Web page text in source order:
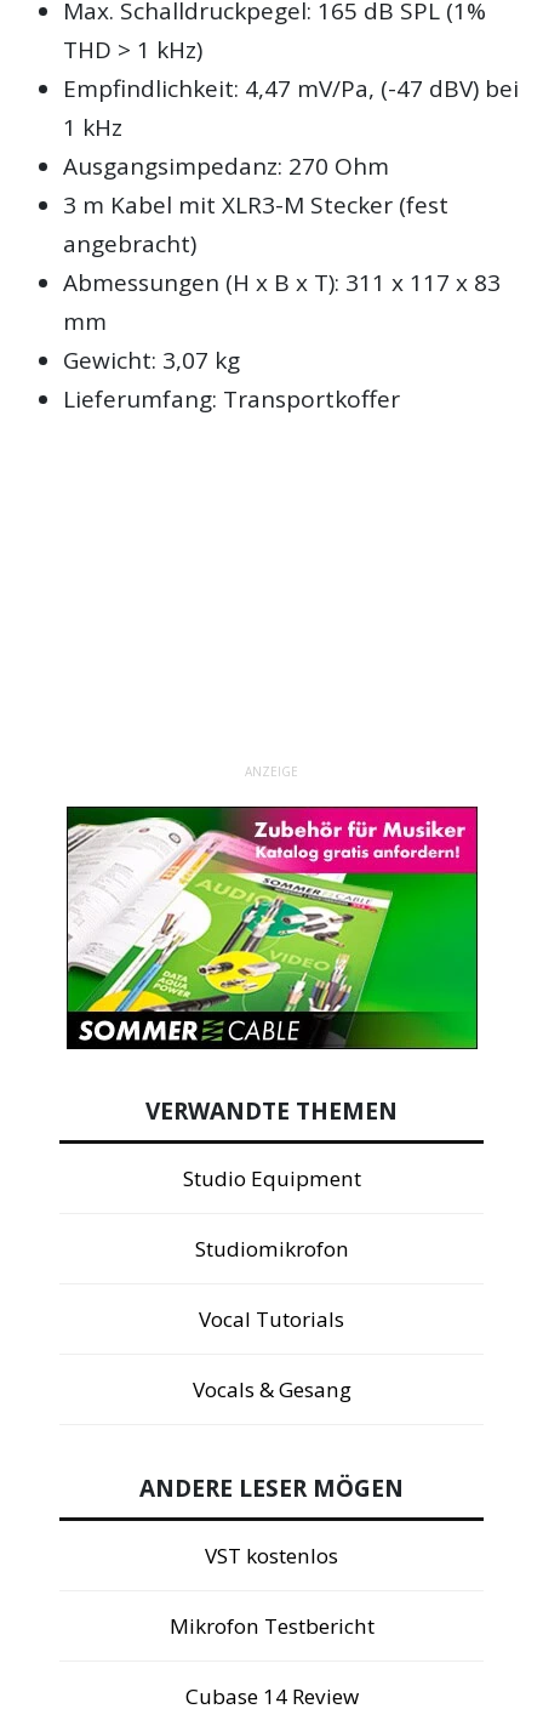
Max. Schalldruckpegel: 165 dB SPL (1%
THD > 1 kHz)
Empfindlichkeit: 4,47 mV/Pa, (-47 dBV) bei
1 kHz
Ausgangsimpedanz: 270 Ohm
3 m Kabel mit XLR3-M Stecker (fest
angebracht)
Abmessungen (H x B x T): 311 x 117 x 83
mm
Gewicht: 3,07 kg
Lieferumfang: Transportkoffer
ANZEIGE
VERWANDTE THEMEN
Studio Equipment
Studiomikrofon
Vocal Tutorials
Vocals & Gesang
ANDERE LESER MÖGEN
VST kostenlos
Mikrofon Testbericht
Cubase 14 Review